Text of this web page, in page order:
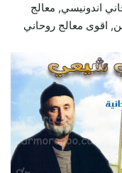
اندونيسي, معالج
اقوى معالج روحاني